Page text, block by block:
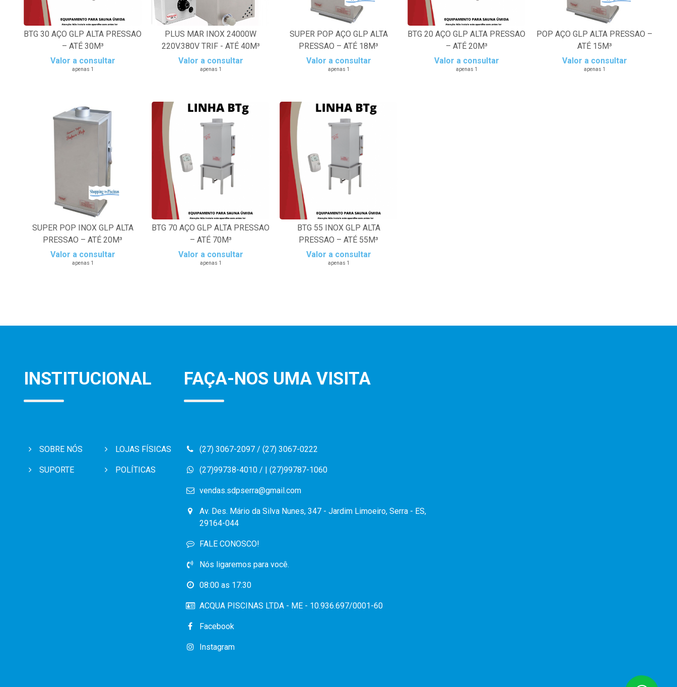
BTG 30 AÇO GLP ALTA PRESSAO
– ATÉ 30M³
Valor a consultar
apenas 1
PLUS MAR INOX 24000W
220V.380V TRIF - ATÉ 40M³
Valor a consultar
apenas 1
SUPER POP AÇO GLP ALTA
PRESSAO – ATÉ 18M³
Valor a consultar
apenas 1
BTG 20 AÇO GLP ALTA PRESSAO
– ATÉ 20M³
Valor a consultar
apenas 1
POP AÇO GLP ALTA PRESSAO –
ATÉ 15M³
Valor a consultar
apenas 1
SUPER POP INOX GLP ALTA
PRESSAO – ATÉ 20M³
Valor a consultar
apenas 1
BTG 70 AÇO GLP ALTA PRESSAO
– ATÉ 70M³
Valor a consultar
apenas 1
BTG 55 INOX GLP ALTA
PRESSAO – ATÉ 55M³
Valor a consultar
apenas 1
INSTITUCIONAL
SOBRE NÓS LOJAS FÍSICAS
SUPORTE POLÍTICAS
FAÇA-NOS UMA VISITA
(27) 3067-2097 / (27) 3067-0222
(27)99738-4010 / | (27)99787-1060
vendas.sdpserra@gmail.com
Av. Des. Mário da Silva Nunes, 347 - Jardim Limoeiro, Serra - ES,
29164-044
FALE CONOSCO!
Nós ligaremos para você.
08:00 as 17:30
ACQUA PISCINAS LTDA - ME - 10.936.697/0001-60
Facebook
Instagram